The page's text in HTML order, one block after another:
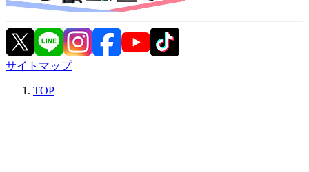
サイトマップ
TOP